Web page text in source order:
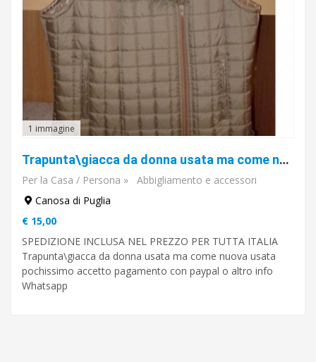
1 immagine
Trapunta\giacca da donna usata ma come nuova
Per la Casa / Persona »
Abbigliamento e accessori
Canosa di Puglia
€ 15,00
SPEDIZIONE INCLUSA NEL PREZZO PER TUTTA ITALIA
Trapunta\giacca da donna usata ma come nuova usata
pochissimo accetto pagamento con paypal o altro info
Whatsapp